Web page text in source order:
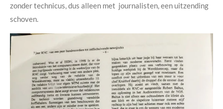
zonder technicus, dus alleen met journalisten, een uitzending
schoven.